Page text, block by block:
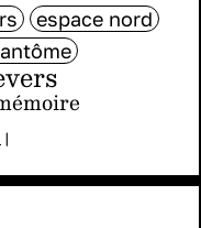
|
espace nord